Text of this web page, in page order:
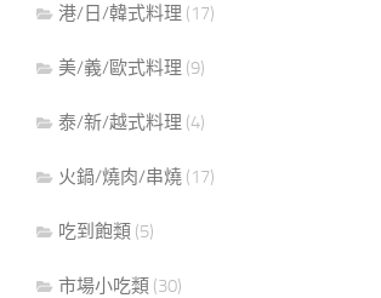
港/日/韓式料理 (17)
美/義/歐式料理 (9)
泰/新/越式料理 (4)
火鍋/燒肉/串燒 (17)
吃到飽類 (5)
市場小吃類 (30)